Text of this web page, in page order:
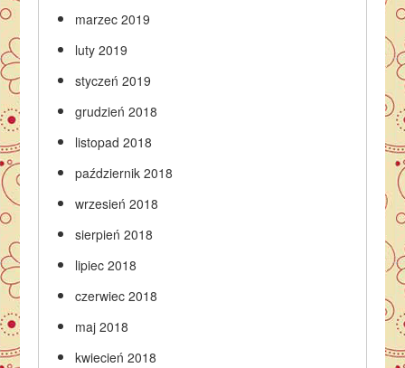
marzec 2019
luty 2019
styczeń 2019
grudzień 2018
listopad 2018
październik 2018
wrzesień 2018
sierpień 2018
lipiec 2018
czerwiec 2018
maj 2018
kwiecień 2018